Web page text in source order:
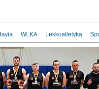
WLKA Lekkoatletyka